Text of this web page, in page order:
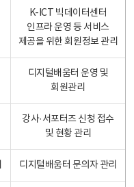
K-ICT 빅데이터센터
인프라 운영 등 서비스
제공을 위한 회원정보 관리
디지털배움터 운영 및
회원관리
강사·서포터즈 신청 접수
및 현황 관리
디지털배움터 문의자 관리